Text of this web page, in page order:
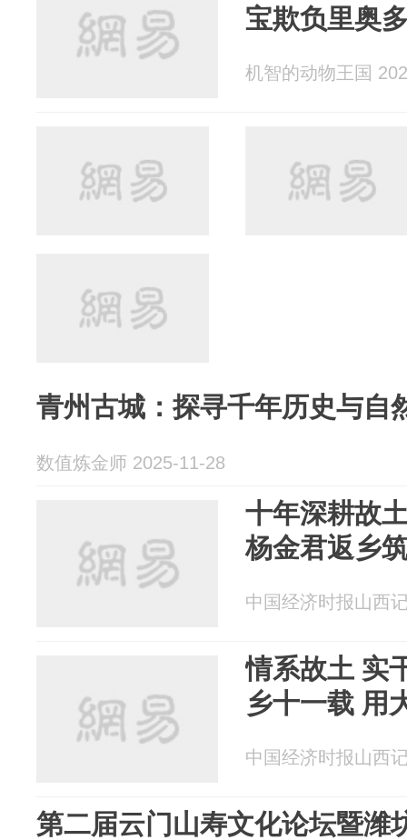
宝欺负里奥
机智的动物王国
青州古城：探寻千年历史与自
数值炼金师 2025-11-28
十年深耕故
杨金君返乡
中国经济时报山西
情系故土
乡十一载 用
中国经济时报山西
第二届云门山寿文化论坛暨潍